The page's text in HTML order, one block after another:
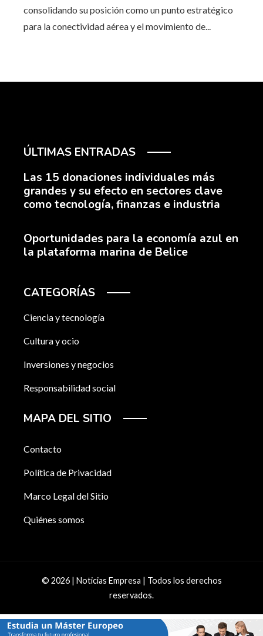
consolidando su posición como un punto estratégico
para la conectividad aérea y el movimiento de...
ÚLTIMAS ENTRADAS
Las 15 donaciones individuales más
grandes y su efecto en sectores clave
como tecnología, finanzas e industria
Oportunidades para la economía azul en
la plataforma marina de Belice
CATEGORÍAS
Ciencia y tecnología
Cultura y ocio
Inversiones y negocios
Responsabilidad social
MAPA DEL SITIO
Contacto
Política de Privacidad
Marco Legal del Sitio
Quiénes somos
© 2026 | Noticias Empresa | Todos los derechos
reservados.